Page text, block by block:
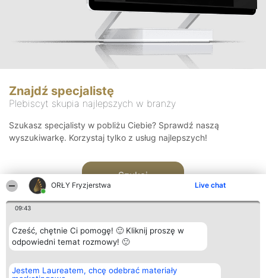
ORŁY Fryzjerstwa Live chat
09:43
Cześć, chętnie Ci pomogę! 🙂 Kliknij proszę w
odpowiedni temat rozmowy! 🙂
Jestem Laureatem, chcę odebrać materiały
Znajdź specjalistę
Plebiscyt skupia najlepszych w branży
Szukasz specjalisty w pobliżu Ciebie? Sprawdź naszą
wyszukiwarkę. Korzystaj tylko z usług najlepszych!
Szukaj
Organizator plebiscytu
Bright Side Solutions sp. z o.
Plebiscyt
Laureaci
Kontakt
Kontakt